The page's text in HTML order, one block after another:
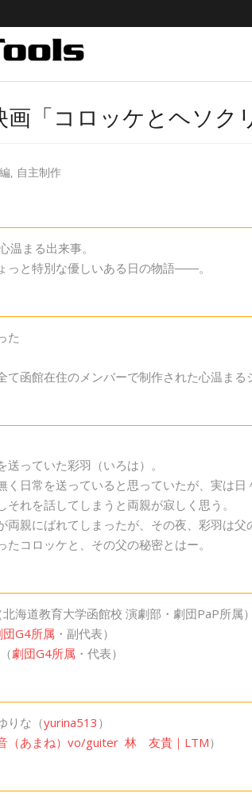
画「コロッケとヘソク
, 自主制作
温まる出来事。
っと特別な優しいある日の物語――。
た
て函館在住のメンバーで制作された心温まる
っていた彩羽（いろは）。
く日常を送っていると思っていたが、実は日
それを話してしまうと両親が寂しく思う。
両親にばれてしまったが、その夜、彩羽は父
コロッケと、その父の秘密とはー。
海道教育大学函館校 演劇部・劇団PaP所属）
団G4所属 ・副代表）
劇団G4所属 ・代表）
りな（yurina513 ）
（あまね）vo/guiter 林 友貴｜LTM）